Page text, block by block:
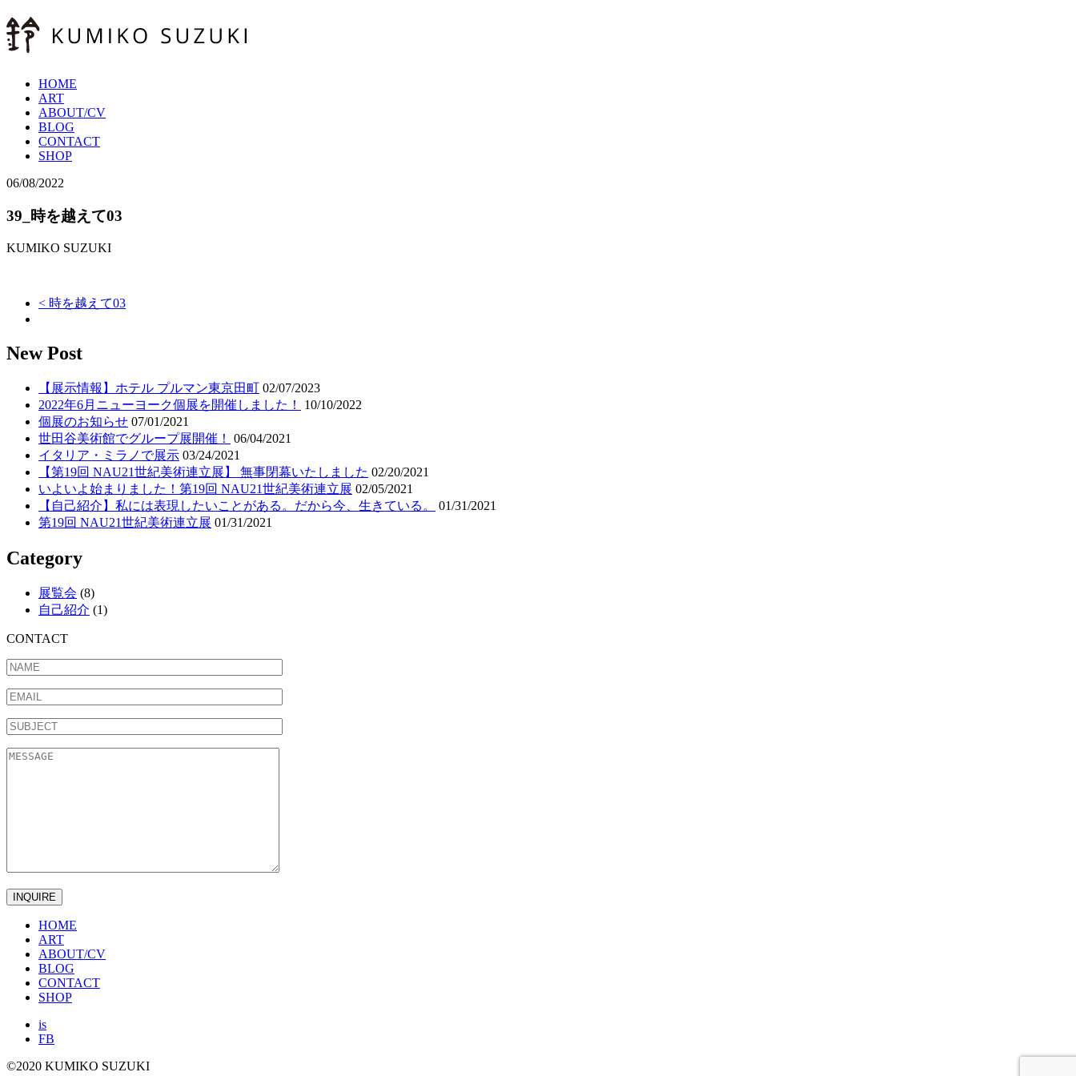
HOME
ART
ABOUT/CV
BLOG
CONTACT
SHOP
06/08/2022
39_時を越えて03
KUMIKO SUZUKI
< 時を越えて03
New Post
【展示情報】ホテル プルマン東京田町 02/07/2023
2022年6月ニューヨーク個展を開催しました！
10/10/2022
個展のお知らせ 07/01/2021
世田谷美術館でグループ展開催！
06/04/2021
イタリア・ミラノで展示 03/24/2021
【第19回 NAU21世紀美術連立展】 無事閉幕いたしました 02/20/2021
いよいよ始まりました！第19回 NAU21世紀美術連立展 02/05/2021
【自己紹介】私には表現したいことがある。だから今、生きている。
01/31/2021
第19回 NAU21世紀美術連立展 01/31/2021
Category
展覧会 (8)
自己紹介 (1)
CONTACT
HOME
ART
ABOUT/CV
BLOG
CONTACT
SHOP
is
FB
©2020 KUMIKO SUZUKI